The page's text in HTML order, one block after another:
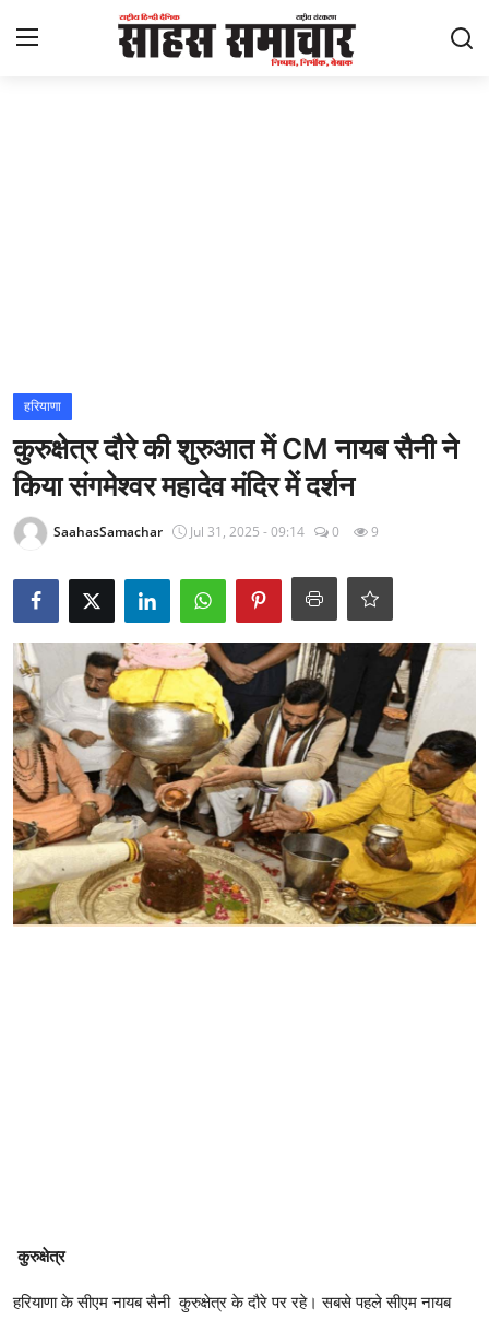
राज्य
अंतराष्ट्रीय
Epaper
धर्म
लाइफस्टाइल
टेक
हरियाणा
कुरुक्षेत्र दौरे की शुरुआत में CM नायब सैनी ने
किया संगमेश्वर महादेव मंदिर में दर्शन
SaahasSamachar Jul 31, 2025 - 09:14 0 9
कुरुक्षेत्र
हरियाणा के सीएम नायब सैनी कुरुक्षेत्र के दौरे पर रहे। सबसे पहले सीएम नायब